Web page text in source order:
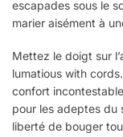
escapades sous le
marier aisément à
Mettez le doigt sur
lumatious with
confort
pour les adeptes du
liberté de bouger